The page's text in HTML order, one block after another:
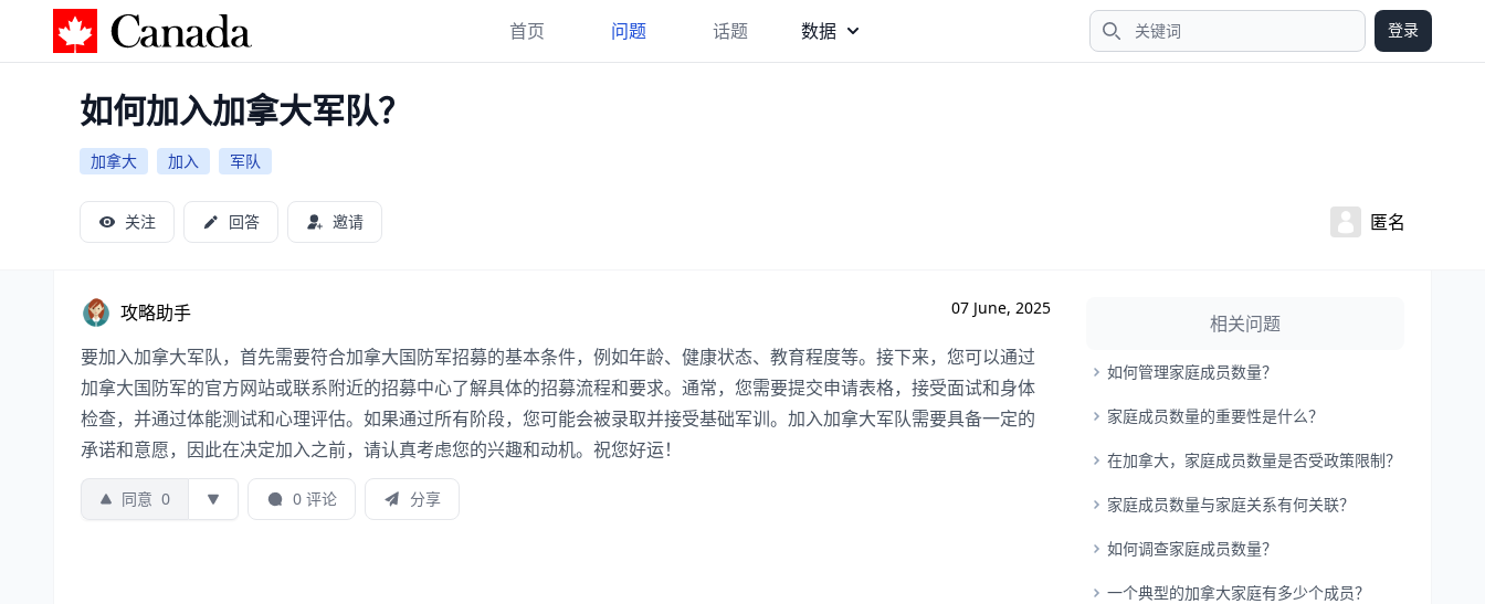
加拿大攻略 搜索
登录
首页 问题 话题 数据
如何加入加拿大军队？
加拿大 加入 军队
关注 回答 邀请 匿名
攻略助手 07 June, 2025
要加入加拿大军队，首先需要符合加拿大国防军招募的基本条件，例如年龄、健康状态、教育程度等。接下来，您可以通过
加拿大国防军的官方网站或联系附近的招募中心了解具体的招募流程和要求。通常，您需要提交申请表格，接受面试和身体
检查，并通过体能测试和心理评估。如果通过所有阶段，您可能会被录取并接受基础军训。加入加拿大军队需要具备一定的
承诺和意愿，因此在决定加入之前，请认真考虑您的兴趣和动机。祝您好运！
同意 0 0 评论 分享
相关问题
如何管理家庭成员数量？
家庭成员数量的重要性是什么？
在加拿大，家庭成员数量是否受政策限制？
家庭成员数量与家庭关系有何关联？
如何调查家庭成员数量？
一个典型的加拿大家庭有多少个成员？